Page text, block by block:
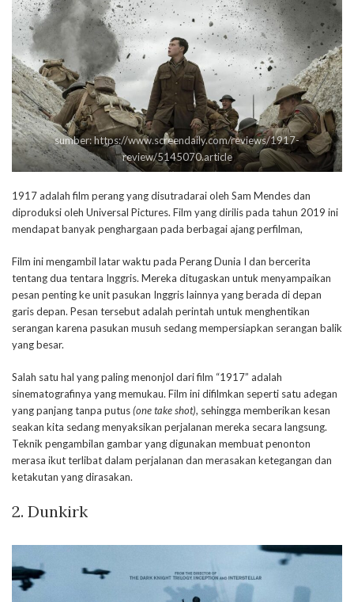
sumber: https://www.screendaily.com/reviews/1917-
review/5145070.article
1917 adalah film perang yang disutradarai oleh Sam Mendes dan
diproduksi oleh Universal Pictures. Film yang dirilis pada tahun 2019 ini
mendapat banyak penghargaan pada berbagai ajang perfilman,
Film ini mengambil latar waktu pada Perang Dunia I dan bercerita
tentang dua tentara Inggris. Mereka ditugaskan untuk menyampaikan
pesan penting ke unit pasukan Inggris lainnya yang berada di depan
garis depan. Pesan tersebut adalah perintah untuk menghentikan
serangan karena pasukan musuh sedang mempersiapkan serangan balik
yang besar.
Salah satu hal yang paling menonjol dari film “1917” adalah
sinematografinya yang memukau. Film ini difilmkan seperti satu adegan
yang panjang tanpa putus(one take shot), sehingga memberikan kesan
seakan kita sedang menyaksikan perjalanan mereka secara langsung.
Teknik pengambilan gambar yang digunakan membuat penonton
merasa ikut terlibat dalam perjalanan dan merasakan ketegangan dan
ketakutan yang dirasakan.
2. Dunkirk